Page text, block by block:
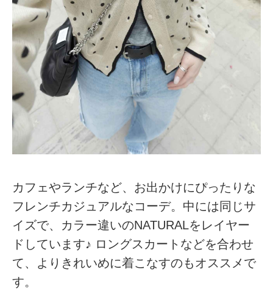
カフェやランチなど、お出かけにぴったりな
フレンチカジュアルなコーデ。中には同じサ
イズで、カラー違いのNATURALをレイヤー
ドしています♪ ロングスカートなどを合わせ
て、よりきれいめに着こなすのもオススメで
す。